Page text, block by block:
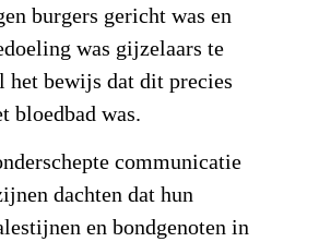
burgers gericht was en
was gijzelaars te
het bewijs dat dit precies
bloedbad was.
communicatie
dachten dat hun
en bondgenoten in